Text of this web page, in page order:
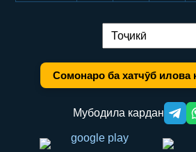
Иваз кардани
Сомонаро ба хатчӯб илова
Мубодила кардан